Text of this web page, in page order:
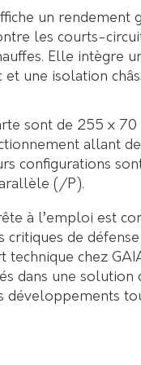
un rendement
les courts-
Elle intègre
et une isolation
sont de 255 x
allant
configurations
(/P).
à l’emploi est
critiques de
technique chez
dans une solution
développements